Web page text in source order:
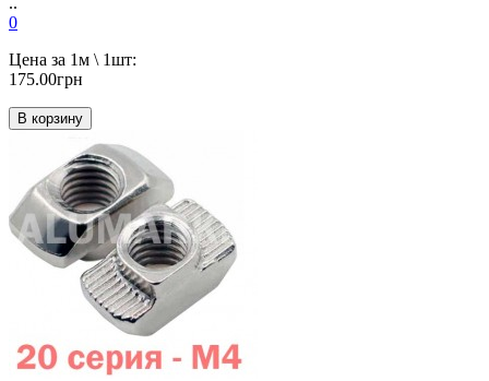
0
Цена за 1м \ 1шт:
175.00грн
В корзину